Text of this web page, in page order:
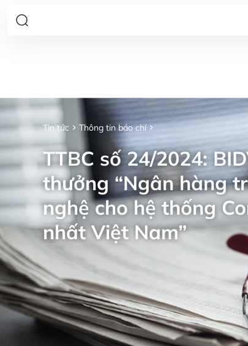
Tin tức Thông tin báo chí
TTBC số 24/2024:
thưởng “Ngân hàng
nghệ cho hệ thống
nhất Việt Nam”